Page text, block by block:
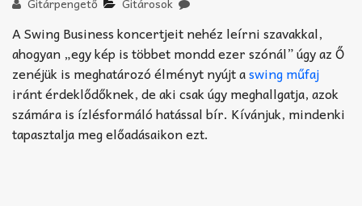
TABok
Improvizáció
A Swing Business koncertjeit nehéz leírni szavakkal,
ahogyan „egy kép is többet mondd ezer szónál” úgy az Ő
zenéjük is meghatározó élményt nyújt aswing műfaj
iránt érdeklődőknek, de aki csak úgy meghallgatja, azok
számára is ízlésformáló hatással bír. Kívánjuk, mindenki
tapasztalja meg előadásaikon ezt.